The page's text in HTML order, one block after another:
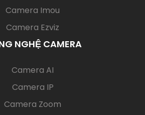
Camera Imou
Camera Ezviz
NGHỆ CAMERA
Camera AI
Camera IP
Camera Zoom